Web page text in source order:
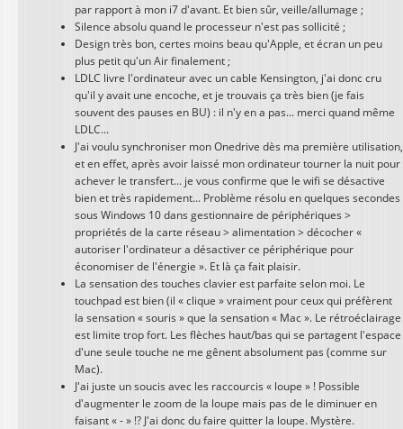
par rapport à mon i7 d'avant. Et bien sûr, veille/allumage ;
Silence absolu quand le processeur n'est pas sollicité ;
Design très bon, certes moins beau qu'Apple, et écran un peu
plus petit qu'un Air finalement ;
LDLC livre l'ordinateur avec un cable Kensington, j'ai donc cru
qu'il y avait une encoche, et je trouvais ça très bien (je fais
souvent des pauses en BU) : il n'y en a pas... merci quand même
LDLC...
J'ai voulu synchroniser mon Onedrive dès ma première utilisation,
et en effet, après avoir laissé mon ordinateur tourner la nuit pour
achever le transfert... je vous confirme que le wifi se désactive
bien et très rapidement... Problème résolu en quelques secondes
sous Windows 10 dans gestionnaire de périphériques >
propriétés de la carte réseau > alimentation > décocher «
autoriser l'ordinateur a désactiver ce périphérique pour
économiser de l'énergie ». Et là ça fait plaisir.
La sensation des touches clavier est parfaite selon moi. Le
touchpad est bien (il « clique » vraiment pour ceux qui préfèrent
la sensation « souris » que la sensation « Mac ». Le rétroéclairage
est limite trop fort. Les flèches haut/bas qui se partagent l'espace
d'une seule touche ne me gênent absolument pas (comme sur
Mac).
J'ai juste un soucis avec les raccourcis « loupe » ! Possible
d'augmenter le zoom de la loupe mais pas de le diminuer en
faisant « - » !? J'ai donc du faire quitter la loupe. Mystère.